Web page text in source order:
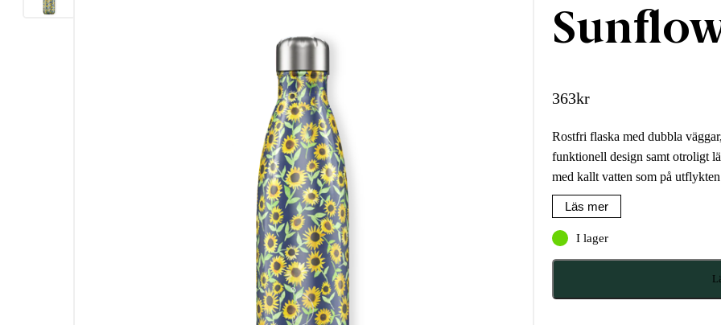
363kr
Rostfri flaska med dubbla
funktionell design samt otroligt
med kallt vatten som på
Läs mer
I lager